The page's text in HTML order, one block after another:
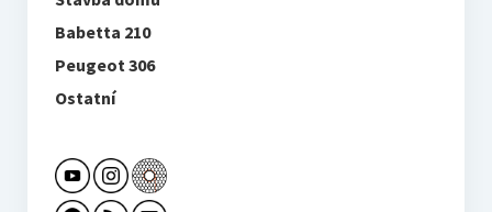
Babetta 210
Peugeot 306
Ostatní